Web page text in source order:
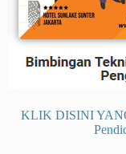
KLIK DISINI